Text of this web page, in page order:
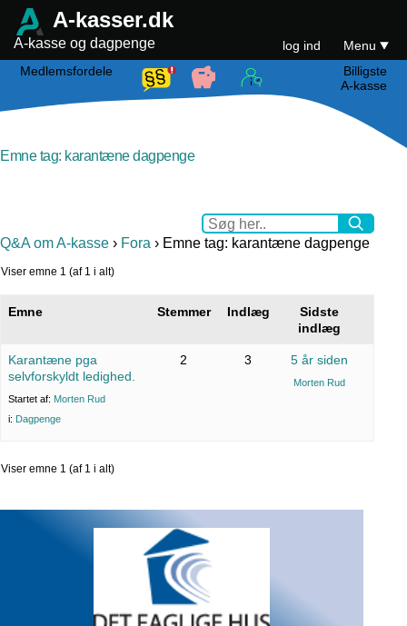
A-kasser.dk
A-kasse og dagpenge log ind
Menu
Medlemsfordele
Billigste
A-kasse
Emne tag: karantæne dagpenge
Q&A om A-kasse › Fora › Emne tag: karantæne dagpenge
Viser emne 1 (af 1 i alt)
Emne Stemmer Indlæg
Sidste
indlæg
Karantæne pga
selvforskyldt ledighed.
Startet af: Morten Rud
i: Dagpenge
2 3 5 år siden
Morten Rud
Viser emne 1 (af 1 i alt)